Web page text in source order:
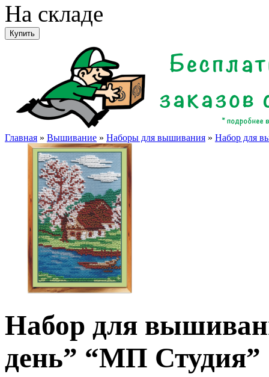
На складе
Главная » Вышивание » Наборы для вышивания » Набор для
Набор для
день” “МП Студия”